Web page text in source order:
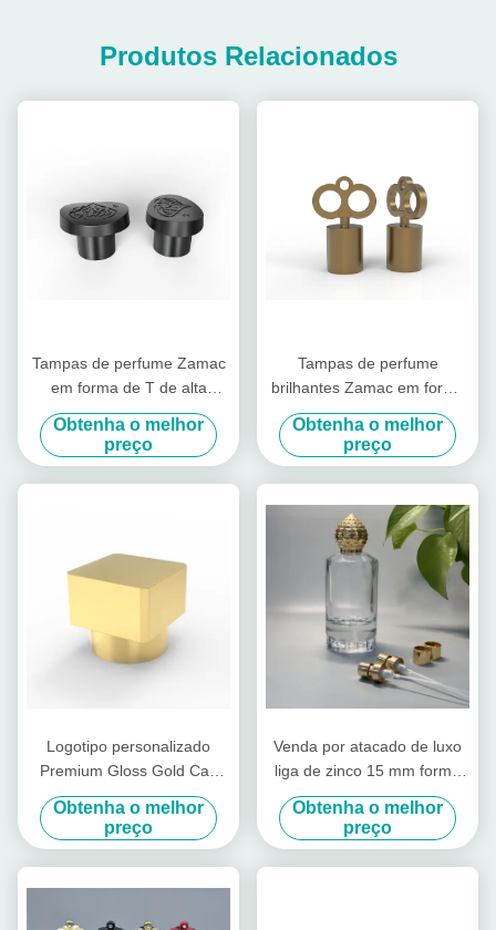
Produtos Relacionados
Tampas de perfume Zamac
em forma de T de alta
qualidade de fábrica, tampas
de perfume em liga de zinco
Obtenha o melhor
preço
Tampas de perfume
brilhantes Zamac em forma
de chave de alta qualidade e
luxo, tampas de perfume em
liga de zinco
Obtenha o melhor
preço
Logotipo personalizado
Premium Gloss Gold Cap
Quadrado Cap Perfume Cap
para Fea 15 Glass Perfume
Neck
Obtenha o melhor
preço
Venda por atacado de luxo
liga de zinco 15 mm forma
irregular Zamak perfume
garrafa tampa de alta
qualidade fácil tapa disco
aberto para latas
Obtenha o melhor
preço